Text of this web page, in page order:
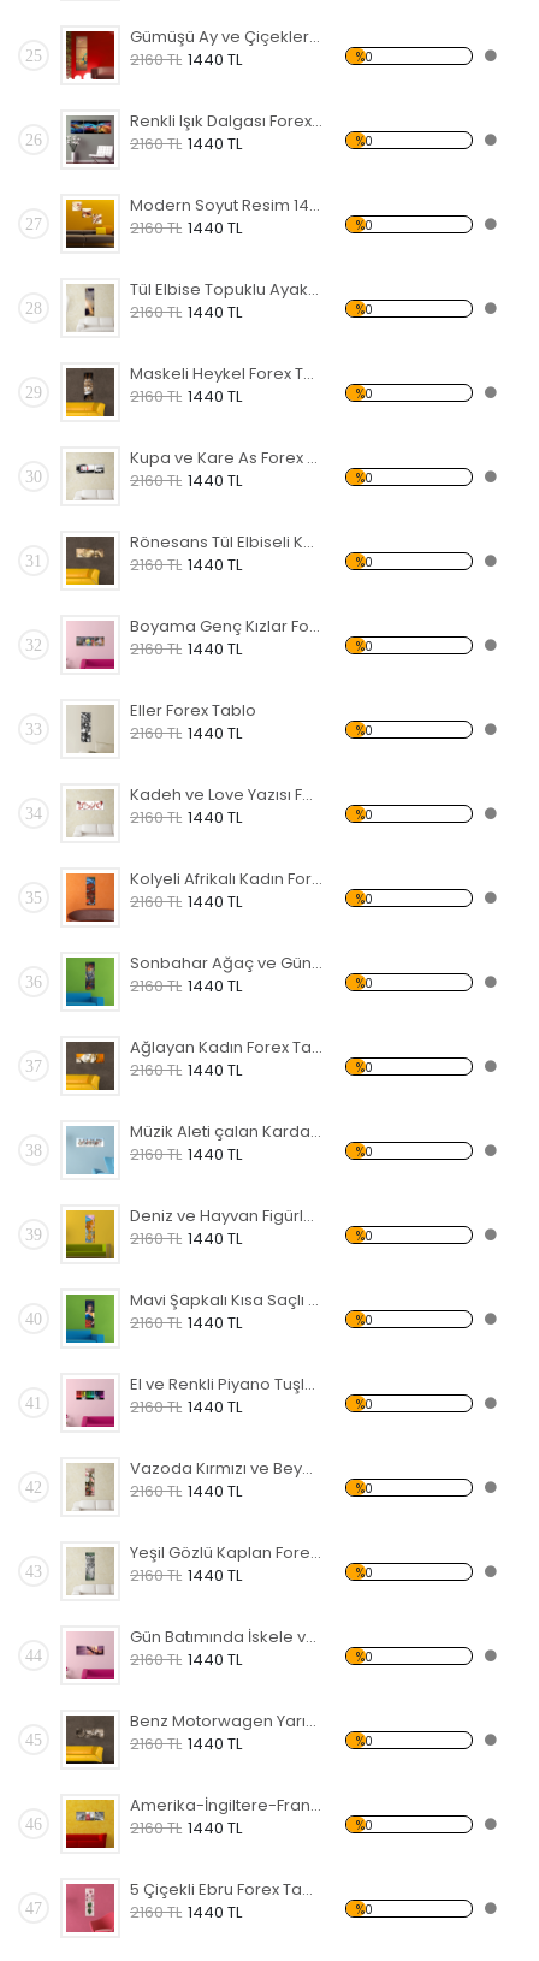
25
Gümüşü Ay ve Çiçekler Forex Tablo
2160 TL 1440 TL %0
26
Renkli Işık Dalgası Forex Tablo
2160 TL 1440 TL %0
27
Modern Soyut Resim 14 Forex Tablo
2160 TL 1440 TL %0
28
Tül Elbise Topuklu Ayakkabı Giyen Kadın Forex Tablo
2160 TL 1440 TL %0
29
Maskeli Heykel Forex Tablo
2160 TL 1440 TL %0
30
Kupa ve Kare As Forex Tablo
2160 TL 1440 TL %0
31
Rönesans Tül Elbiseli KadınForex Tablo
2160 TL 1440 TL %0
32
Boyama Genç Kızlar Forex Tablo
2160 TL 1440 TL %0
33
Eller Forex Tablo
2160 TL 1440 TL %0
34
Kadeh ve Love Yazısı Forex Tablo
2160 TL 1440 TL %0
35
Kolyeli Afrikalı Kadın Forex Tablo
2160 TL 1440 TL %0
36
Sonbahar Ağaç ve Güneş Forex Tablo
2160 TL 1440 TL %0
37
Ağlayan Kadın Forex Tablo
2160 TL 1440 TL %0
38
Müzik Aleti çalan Kardan Adamlar Forex Tablo
2160 TL 1440 TL %0
39
Deniz ve Hayvan Figürlü Forex Tablo
2160 TL 1440 TL %0
40
Mavi Şapkalı Kısa Saçlı Kadın Forex Tablo
2160 TL 1440 TL %0
41
El ve Renkli Piyano Tuşları Forex Tablo
2160 TL 1440 TL %0
42
Vazoda Kırmızı ve Beyaz Çiçek Forex Tablo
2160 TL 1440 TL %0
43
Yeşil Gözlü Kaplan Forex Tablo
2160 TL 1440 TL %0
44
Gün Batımında İskele ve Deniz Forex Tablo
2160 TL 1440 TL %0
45
Benz Motorwagen Yarış Arabası Forex Tablo
2160 TL 1440 TL %0
46
Amerika-İngiltere-Fransa Simgeleri Forex Tablo
2160 TL 1440 TL %0
47
5 Çiçekli Ebru Forex Tablo
2160 TL 1440 TL %0